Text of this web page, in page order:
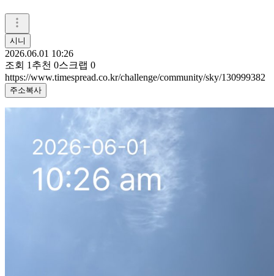
시니
2026.06.01 10:26
조회 1 추천 0스크랩 0
https://www.timespread.co.kr/challenge/community/sky/130999382
주소복사